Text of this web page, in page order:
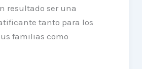
resultado ser una
tanto para los
familias como